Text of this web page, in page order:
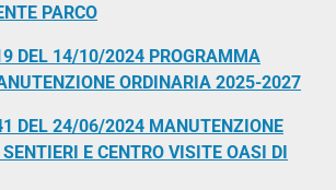
PARCO
DEL 14/10/2024 PROGRAMMA
ORDINARIA 2025-2027
DEL 24/06/2024 MANUTENZIONE
E CENTRO VISITE OASI DI